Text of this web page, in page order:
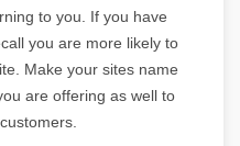
to you. If you have
you are more likely to
Make your sites name
are offering as well to